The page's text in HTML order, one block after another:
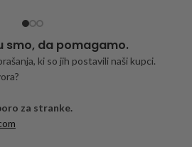
smo, da pomagamo.
ki so jih postavili naši kupci.
za stranke.